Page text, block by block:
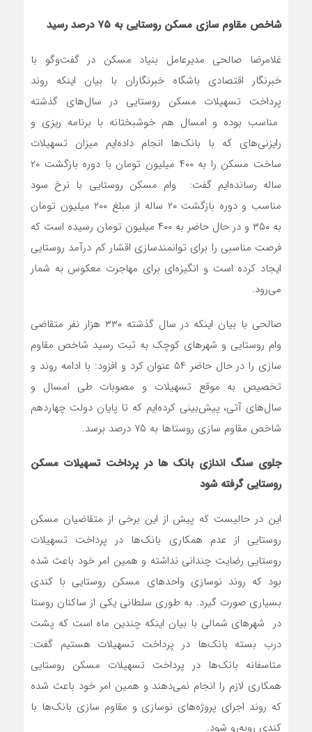
شاخص مقاوم سازی مسکن روستایی به ۷۵ درصد رسید
غلامرضا صالحی مدیرعامل بنیاد مسکن در گفت‌و‌گو با
خبرنگار اقتصادی باشگاه خبرنگاران با بیان اینکه روند
پرداخت تسهیلات مسکن روستایی در سال‌های گذشته
مناسب بوده و امسال هم خوشبختانه با برنامه ریزی و
رایزنی‌های که با بانک‌ها انجام داده‌ایم میزان تسهیلات
ساخت مسکن را به ۴۰۰ میلیون تومان با دوره بازگشت ۲۰
ساله رسانده‌ایم گفت: وام مسکن روستایی با نرخ سود
مناسب و دوره بازگشت ۲۰ ساله از مبلغ ۲۰۰ میلیون تومان
به ۳۵۰ و در حال حاضر به ۴۰۰ میلیون تومان رسیده است که
فرصت مناسبی را برای توانمندسازی اقشار کم درآمد روستایی
ایجاد کرده است و انگیزه‌ای برای مهاجرت معکوس به شمار
می‌رود.
صالحی با بیان اینکه در سال گذشته ۳۳۰ هزار نفر متقاضی
وام روستایی و شهر‌های کوچک به ثبت رسید شاخص مقاوم
سازی را در حال حاضر ۵۴ عنوان کرد و افزود: با ادامه روند و
تخصیص به موقع تسهیلات و مصوبات طی امسال و
سال‌های آتی، پیش‌بینی کرده‌ایم که تا پایان دولت چهاردهم
شاخص مقاوم سازی روستا‌ها به ۷۵ درصد برسد.
جلوی سنگ اندازی بانک ها در پرداخت تسهیلات مسکن
روستایی گرفته شود
این در حالیست که پیش از این برخی از متقاضیان مسکن
روستایی از عدم همکاری بانک‌ها در پرداخت تسهیلات
روستایی رضایت چندانی نداشته و همین امر خود باعث شده
بود که روند نوسازی واحد‌های مسکن روستایی با کندی
بسیاری صورت گیرد. به طوری سلطانی یکی از ساکنان روستا
در شهر‌های شمالی با بیان اینکه چندین ماه است که پشت
درب بسته بانک‌ها در پرداخت تسهیلات هستیم گفت:
متاسفانه بانک‌ها در پرداخت تسهیلات مسکن روستایی
همکاری لازم را انجام نمی‌دهند و همین امر خود باعث شده
که روند اجرای پروژه‌های نوسازی و مقاوم سازی بانک‌ها با
کندی رو‌به‌رو شود.